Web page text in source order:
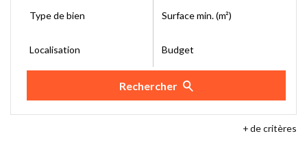
Type de bien Surface min. (m²)
Localisation Budget
Rechercher
+de critères